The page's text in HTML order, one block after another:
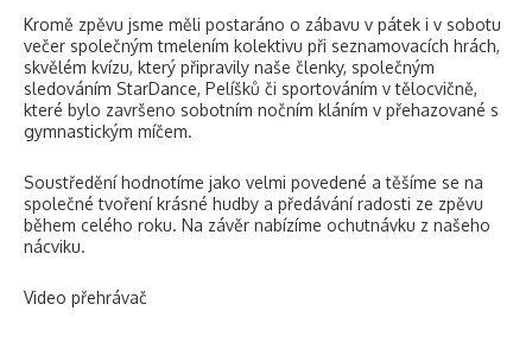
Kromě zpěvu jsme měli postaráno o zábavu v pátek i v sobotu
večer společným tmelením kolektivu při seznamovacích hrách,
skvělém kvízu, který připravily naše členky, společným
sledováním StarDance, Pelíšků či sportováním v tělocvičně,
které bylo završeno sobotním nočním kláním v přehazované s
gymnastickým míčem.
Soustředění hodnotíme jako velmi povedené a těšíme se na
společné tvoření krásné hudby a předávání radosti ze zpěvu
během celého roku. Na závěr nabízíme ochutnávku z našeho
nácviku.
Video přehrávač